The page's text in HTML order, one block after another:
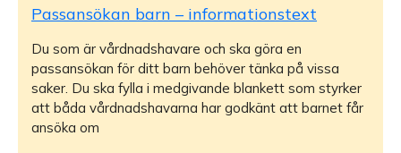
Passansökan barn – informationstext
Du som är vårdnadshavare och ska göra en
passansökan för ditt barn behöver tänka på vissa
saker. Du ska fylla i medgivande blankett som styrker
att båda vårdnadshavarna har godkänt att barnet får
ansöka om